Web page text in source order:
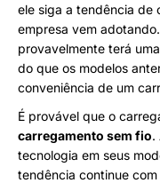
ele siga a tendência de
empresa vem
provavelmente terá
do que os modelos
conveniência de um
É provável que o
carregamento sem fio.
tecnologia em seus
tendência continue